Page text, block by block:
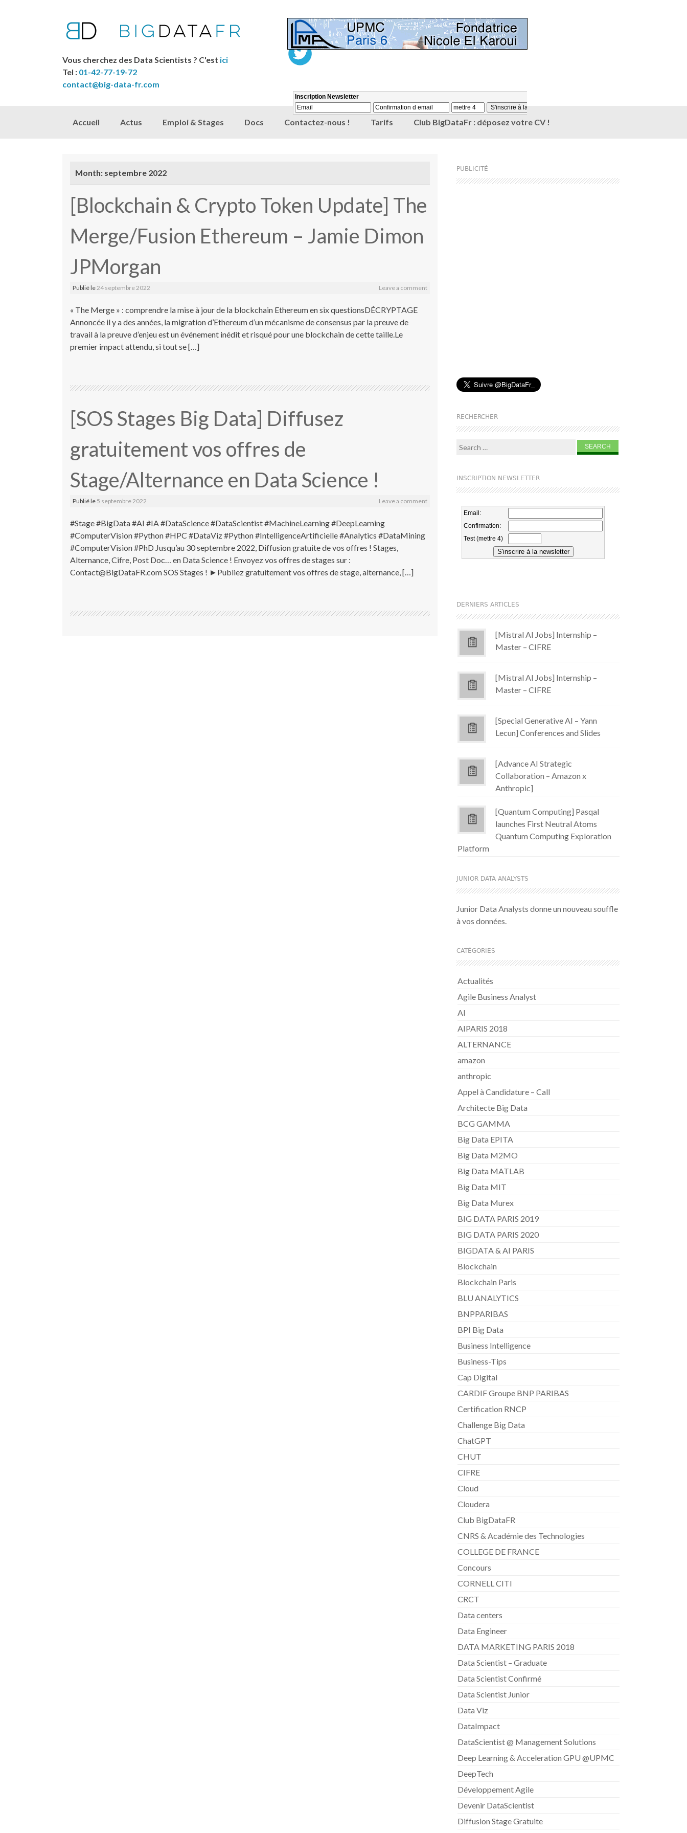
Vous cherchez des Data Scientists ? C'est ici
Tel : 01-42-77-19-72
contact@big-data-fr.com
Skip to content
Accueil Actus Emploi & Stages Docs Contactez-nous ! Tarifs Club BigDataFr : déposez votre CV !
Month: septembre 2022
[Blockchain & Crypto Token Update] The
Merge/Fusion Ethereum – Jamie Dimon
JPMorgan
Publié le 24 septembre 2022 Leave a comment
« The Merge » : comprendre la mise à jour de la blockchain Ethereum en six questionsDÉCRYPTAGE
Annoncée il y a des années, la migration d’Ethereum d’un mécanisme de consensus par la preuve de
travail à la preuve d’enjeu est un événement inédit et risqué pour une blockchain de cette taille.Le
premier impact attendu, si tout se […]
[SOS Stages Big Data] Diffusez
gratuitement vos offres de
Stage/Alternance en Data Science !
Publié le 5 septembre 2022 Leave a comment
#Stage #BigData #AI #IA #DataScience #DataScientist #MachineLearning #DeepLearning
#ComputerVision #Python #HPC #DataViz #Python #IntelligenceArtificielle #Analytics #DataMining
#ComputerVision #PhD Jusqu’au 30 septembre 2022, Diffusion gratuite de vos offres ! Stages,
Alternance, Cifre, Post Doc… en Data Science ! Envoyez vos offres de stages sur :
Contact@BigDataFR.com SOS Stages ! ►Publiez gratuitement vos offres de stage, alternance, […]
PUBLICITÉ
RECHERCHER
Search for:
INSCRIPTION NEWSLETTER
DERNIERS ARTICLES
[Mistral AI Jobs] Internship –
Master – CIFRE
[Mistral AI Jobs] Internship –
Master – CIFRE
[Special Generative AI – Yann
Lecun] Conferences and Slides
[Advance AI Strategic
Collaboration – Amazon x
Anthropic]
[Quantum Computing] Pasqal
launches First Neutral Atoms
Quantum Computing Exploration
Platform
JUNIOR DATA ANALYSTS
Junior Data Analysts donne un nouveau souffle
à vos données.
CATÉGORIES
Actualités
Agile Business Analyst
AI
AIPARIS 2018
ALTERNANCE
amazon
anthropic
Appel à Candidature – Call
Architecte Big Data
BCG GAMMA
Big Data EPITA
Big Data M2MO
Big Data MATLAB
Big Data MIT
Big Data Murex
BIG DATA PARIS 2019
BIG DATA PARIS 2020
BIGDATA & AI PARIS
Blockchain
Blockchain Paris
BLU ANALYTICS
BNPPARIBAS
BPI Big Data
Business Intelligence
Business-Tips
Cap Digital
CARDIF Groupe BNP PARIBAS
Certification RNCP
Challenge Big Data
ChatGPT
CHUT
CIFRE
Cloud
Cloudera
Club BigDataFR
CNRS & Académie des Technologies
COLLEGE DE FRANCE
Concours
CORNELL CITI
CRCT
Data centers
Data Engineer
DATA MARKETING PARIS 2018
Data Scientist – Graduate
Data Scientist Confirmé
Data Scientist Junior
Data Viz
DataImpact
DataScientist @ Management Solutions
Deep Learning & Acceleration GPU @UPMC
DeepTech
Développement Agile
Devenir DataScientist
Diffusion Stage Gratuite